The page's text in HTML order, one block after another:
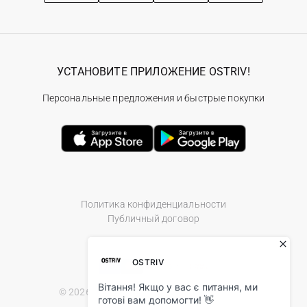
Политика конфиденциальности
Публичный договор
© 2026 Ostriv.ua Store. All Rights Reserved.
УСТАНОВИТЕ ПРИЛОЖЕНИЕ OSTRIV!
Персональные предложения и быстрые покупки